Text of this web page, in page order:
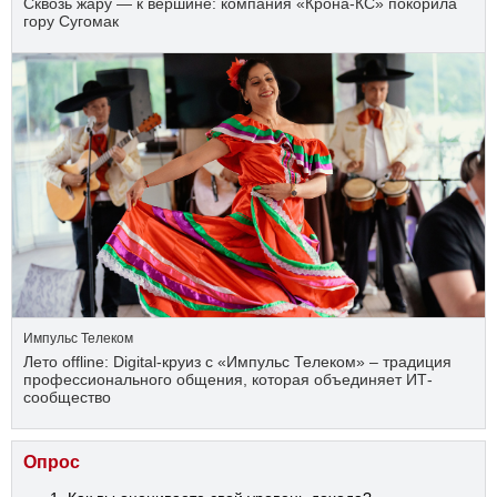
Сквозь жару — к вершине: компания «Крона‑КС» покорила
гору Сугомак
Импульс Телеком
Лето offline: Digital-круиз с «Импульс Телеком» – традиция
профессионального общения, которая объединяет ИТ-
сообщество
Опрос